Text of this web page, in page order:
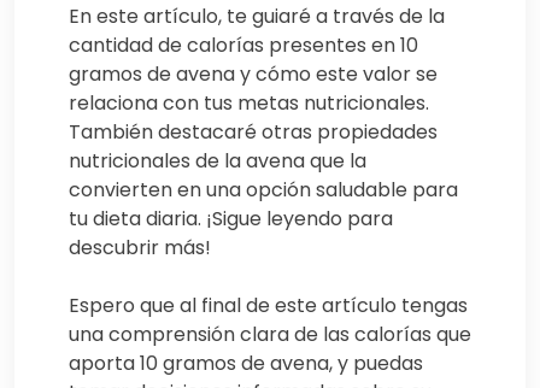
En este artículo, te guiaré a través de la
cantidad de calorías presentes en 10
gramos de avena y cómo este valor se
relaciona con tus metas nutricionales.
También destacaré otras propiedades
nutricionales de la avena que la
convierten en una opción saludable para
tu dieta diaria. ¡Sigue leyendo para
descubrir más!
Espero que al final de este artículo tengas
una comprensión clara de las calorías que
aporta 10 gramos de avena, y puedas